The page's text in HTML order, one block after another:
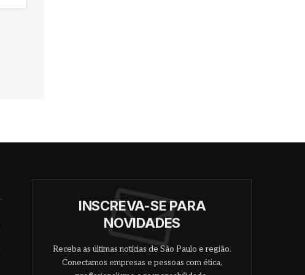
INSCREVA-SE PARA
NOVIDADES
Receba as últimas notícias de São Paulo e região.
Conectamos empresas e pessoas com ética,